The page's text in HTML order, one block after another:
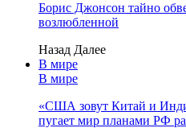
Борис Джонсон тайно
возлюбленной
Назад Далее
В мире
В мире
«США зовут Китай и
пугает мир планами РФ